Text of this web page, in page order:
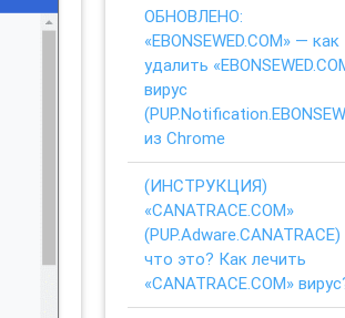
ОБНОВЛЕНО:
«EBONSEWED.COM» — как
удалить
вирус
из Chrome
(ИНСТРУКЦИЯ)
«CANATRACE.COM»
что это? Как лечить
«CANATRACE.COM»